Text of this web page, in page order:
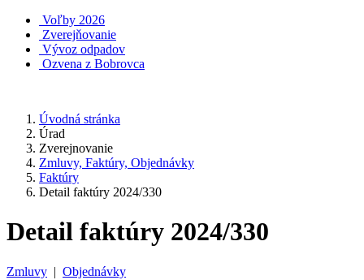
Voľby 2026
Zverejňovanie
Vývoz odpadov
Ozvena z Bobrovca
Úvodná stránka
Úrad
Zverejnovanie
Zmluvy, Faktúry, Objednávky
Faktúry
Detail faktúry 2024/330
Detail faktúry 2024/330
Zmluvy | Objednávky